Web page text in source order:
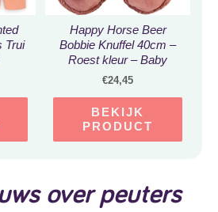
Trui
Happy Horse Beer
Bobbie Knuffel 40cm –
Roest kleur – Baby
knuffel
€24,45
BEKIJK
PRODUCT
over peuters